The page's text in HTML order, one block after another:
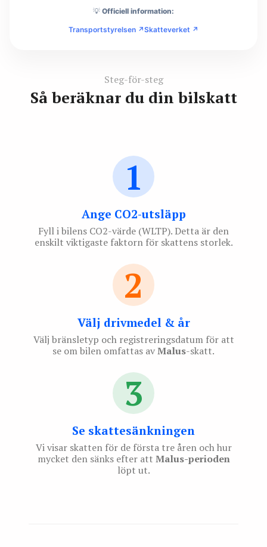
💡 Officiell information:
Transportstyrelsen ↗Skatteverket ↗
Steg-för-steg
Så beräknar du din bilskatt
1
Ange CO2-utsläpp
Fyll i bilens CO2-värde (WLTP). Detta är den
enskilt viktigaste faktorn för skattens storlek.
2
Välj drivmedel & år
Välj bränsletyp och registreringsdatum för att
se om bilen omfattas avMalus-skatt.
3
Se skattesänkningen
Vi visar skatten för de första tre åren och hur
mycket den sänks efter att Malus-perioden
löpt ut.